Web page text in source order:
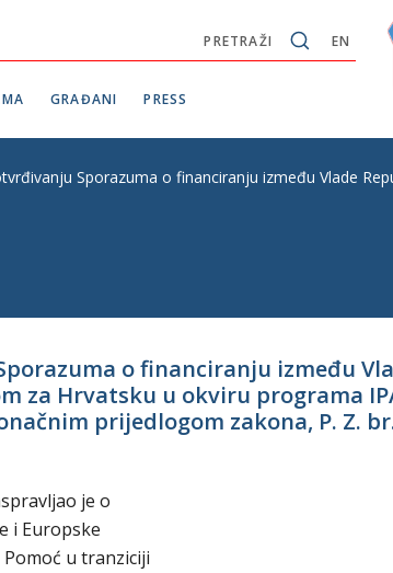
EN
PRETRAŽI
GRAĐANI PRESS
Sporazuma o financiranju između Vlade
o financiranju između
za Hrvatsku u okviru programa
prijedlogom zakona, P. Z.
je o
i Europske
u tranziciji